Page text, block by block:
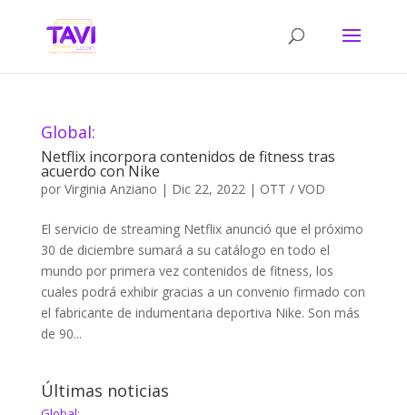
Global:
Netflix incorpora contenidos de fitness tras
acuerdo con Nike
por Virginia Anziano | Dic 22, 2022| OTT / VOD
El servicio de streaming Netflix anunció que el próximo
30 de diciembre sumará a su catálogo en todo el
mundo por primera vez contenidos de fitness, los
cuales podrá exhibir gracias a un convenio firmado con
el fabricante de indumentaria deportiva Nike. Son más
de 90...
Últimas noticias